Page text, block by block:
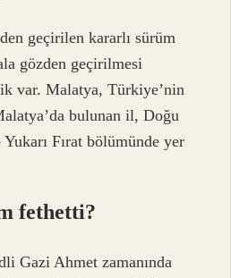
geçirilen kararlı sürüm
gözden geçirilmesi
var. Malatya, Türkiye’nin
bulunan il, Doğu
Fırat bölümünde yer
fethetti?
Gazi Ahmet zamanında